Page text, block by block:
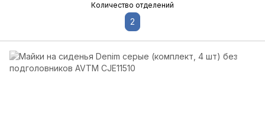
Количество отделений
2